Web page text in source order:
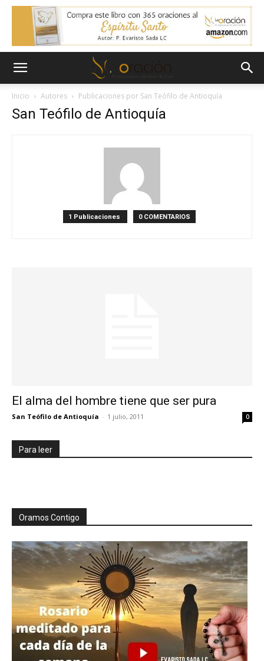
Inicio Autores Publicaciones por San Teófilo de Antioquía
San Teófilo de Antioquía
1 Publicaciones 0 COMENTARIOS
El alma del hombre tiene que ser pura
San Teófilo de Antioquía - 1 julio, 2011 0
Para leer
Oramos Contigo